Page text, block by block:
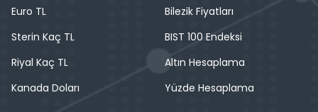
Euro TL
Sterin Kaç TL
Riyal Kaç TL
Kanada Doları
Bilezik Fiyatları
BIST 100 Endeksi
Altın Hesaplama
Yüzde Hesaplama